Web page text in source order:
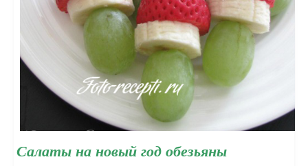
Салаты на новый год обезьяны